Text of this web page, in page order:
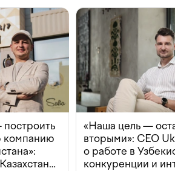
компанию
«Наша цель —
вторыми»: CEO
о работе в
конкуренции и